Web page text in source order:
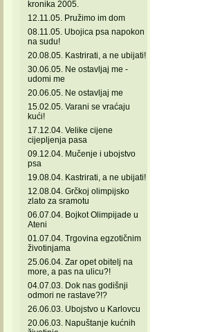
kronika 2005.
12.11.05. Pružimo im dom
08.11.05. Ubojica psa napokon
na sudu!
20.08.05. Kastrirati, a ne ubijati!
30.06.05. Ne ostavljaj me -
udomi me
20.06.05. Ne ostavljaj me
15.02.05. Varani se vraćaju
kući!
17.12.04. Velike cijene
cijepljenja pasa
09.12.04. Mučenje i ubojstvo
psa
19.08.04. Kastrirati, a ne ubijati!
12.08.04. Grčkoj olimpijsko
zlato za sramotu
06.07.04. Bojkot Olimpijade u
Ateni
01.07.04. Trgovina egzotičnim
životinjama
25.06.04. Zar opet obitelj na
more, a pas na ulicu?!
04.07.03. Dok nas godišnji
odmori ne rastave?!?
26.06.03. Ubojstvo u Karlovcu
20.06.03. Napuštanje kućnih